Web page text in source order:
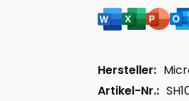
Hersteller:
Artikel-Nr.: